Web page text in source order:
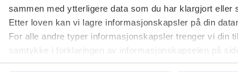
sammen med ytterligere data som du har klargjort
Etter loven kan vi lagre informasjonskapsler på din
For alle andre typer informasjonskapsler trenger vi din
samtykke i forklaringen av informasjonskapselen på